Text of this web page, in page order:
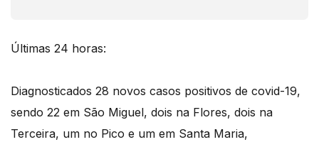
Últimas 24 horas:
Diagnosticados 28 novos casos positivos de covid-19,
sendo 22 em São Miguel, dois na Flores, dois na
Terceira, um no Pico e um em Santa Maria,